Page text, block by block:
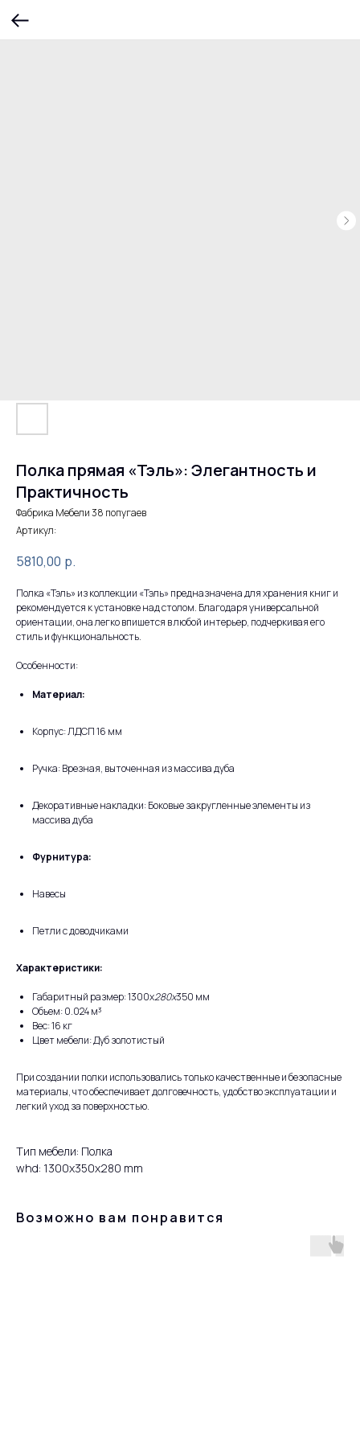
Полка прямая «Тэль»: Элегантность и
Практичность
Фабрика Мебели 38 попугаев
Артикул:
5810,00 р.
Полка «Тэль» из коллекции «Тэль» предназначена для хранения книг и
рекомендуется к установке над столом. Благодаря универсальной
ориентации, она легко впишется в любой интерьер, подчеркивая его
стиль и функциональность.
Особенности:
Материал:
Корпус: ЛДСП 16 мм
Ручка: Врезная, выточенная из массива дуба
Декоративные накладки: Боковые закругленные элементы из
массива дуба
Фурнитура:
Навесы
Петли с доводчиками
Характеристики:
Габаритный размер: 1300х280х350 мм
Объем: 0.024 м³
Вес: 16 кг
Цвет мебели: Дуб золотистый
При создании полки использовались только качественные и безопасные
материалы, что обеспечивает долговечность, удобство эксплуатации и
легкий уход за поверхностью.
Тип мебели: Полка
whd: 1300x350x280 mm
Возможно вам понравится